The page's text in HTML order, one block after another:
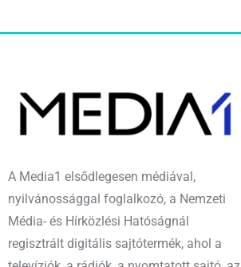
A Media1 elsődlegesen médiával,
nyilvánossággal foglalkozó, a Nemzeti
Média- és Hírközlési Hatóságnál
regisztrált digitális sajtótermék, ahol a